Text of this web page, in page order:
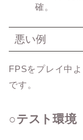
確。
悪い例
FPSをプレイ中
です。
○テスト環境